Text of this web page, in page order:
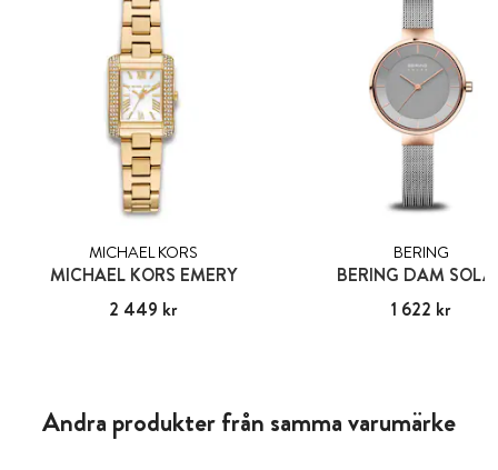
MICHAEL KORS
MICHAEL KORS EMERY
Pris :2 449 kr
2 449 kr
BERING
BERING DAM
Pris :1 622 kr
1 622 kr
Andra produkter från samma varumärke